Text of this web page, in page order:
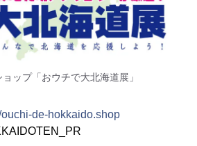
ップ「おウチで大北海道展」
ouchi-de-hokkaido.shop